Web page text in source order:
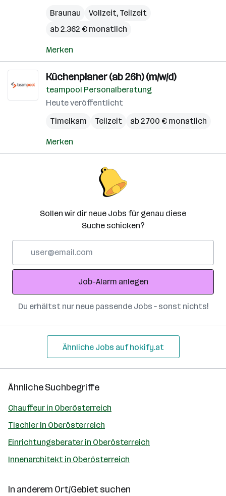
Braunau
Vollzeit, Teilzeit
ab 2.362 € monatlich
Merken
Küchenplaner (ab 26h) (m/w/d)
teampool Personalberatung
Heute veröffentlicht
Timelkam
Teilzeit ab 2.700 € monatlich
Merken
Sollen wir dir neue Jobs für genau diese
Suche schicken?
Adresse
Job-Alarm anlegen
Du erhältst nur neue passende Jobs – sonst nichts!
Ähnliche Jobs auf hokify.at
Ähnliche Suchbegriffe
Chauffeur in Oberösterreich
Tischler in Oberösterreich
Einrichtungsberater in Oberösterreich
Innenarchitekt in Oberösterreich
In anderem Ort/Gebiet suchen